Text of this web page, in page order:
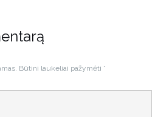
Būtini laukeliai pažymėti *